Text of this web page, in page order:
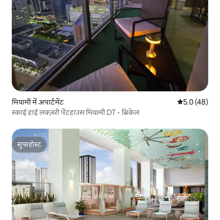
मियामी में अपार्टमेंट औसत रेटिंग 5
5.0 (48)
स्काई हाई लक्ज़री पेंटहाउस मियामी DT - ब्रिकेल
सुपरहोस्ट
सुपरहोस्ट